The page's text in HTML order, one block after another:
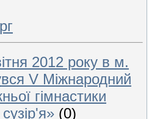
2012 року в м.
V Міжнародний
гімнастики
(0)